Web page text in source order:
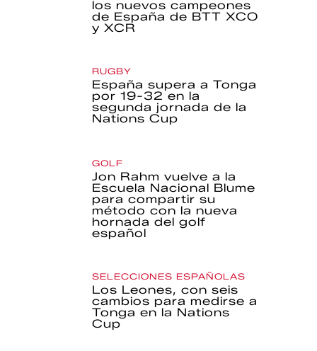
los nuevos campeones
de España de BTT XCO
y XCR
RUGBY
España supera a Tonga
por 19-32 en la
segunda jornada de la
Nations Cup
GOLF
Jon Rahm vuelve a la
Escuela Nacional Blume
para compartir su
método con la nueva
hornada del golf
español
SELECCIONES ESPAÑOLAS
Los Leones, con seis
cambios para medirse a
Tonga en la Nations
Cup